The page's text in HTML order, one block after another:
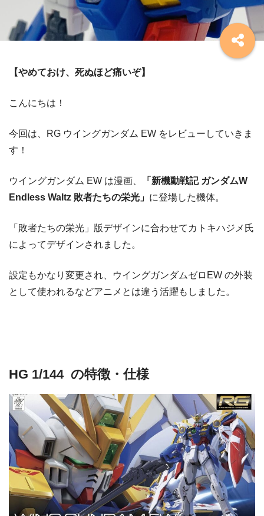
【やめておけ、死ぬほど痛いぞ】
こんにちは！
今回は、RG ウイングガンダム EW をレビューしていきま
す！
ウイングガンダム EW は漫画、
「新機動戦記 ガンダムW
Endless Waltz 敗者たちの栄光」 に登場した機体。
「敗者たちの栄光」版デザインに合わせてカトキハジメ氏
によってデザインされました。
設定もかなり変更され、ウイングガンダムゼロEW の外装
として使われるなどアニメとは違う活躍もしました。
HG 1/144 の特徴・仕様